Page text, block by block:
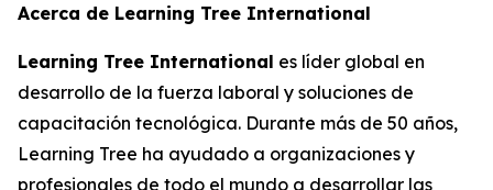
Acerca de Learning Tree International
Learning Tree International es líder global en
desarrollo de la fuerza laboral y soluciones de
capacitación tecnológica. Durante más de 50 años,
Learning Tree ha ayudado a organizaciones y
profesionales de todo el mundo a desarrollar las